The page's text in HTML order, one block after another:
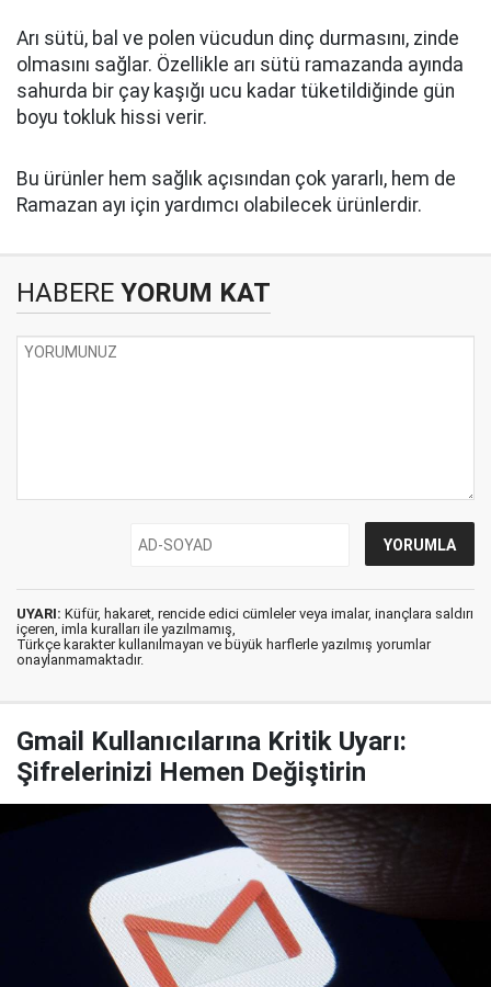
Arı sütü, bal ve polen vücudun dinç durmasını, zinde
olmasını sağlar. Özellikle arı sütü ramazanda ayında
sahurda bir çay kaşığı ucu kadar tüketildiğinde gün
boyu tokluk hissi verir.
Bu ürünler hem sağlık açısından çok yararlı, hem de
Ramazan ayı için yardımcı olabilecek ürünlerdir.
HABERE YORUM KAT
UYARI: Küfür, hakaret, rencide edici cümleler veya imalar, inançlara saldırı
içeren, imla kuralları ile yazılmamış,
Türkçe karakter kullanılmayan ve büyük harflerle yazılmış yorumlar
onaylanmamaktadır.
Gmail Kullanıcılarına Kritik Uyarı:
Şifrelerinizi Hemen Değiştirin